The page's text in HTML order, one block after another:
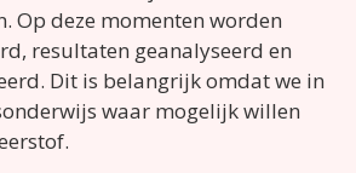
Op deze momenten worden
resultaten geanalyseerd en
Dit is belangrijk omdat we in
waar mogelijk willen